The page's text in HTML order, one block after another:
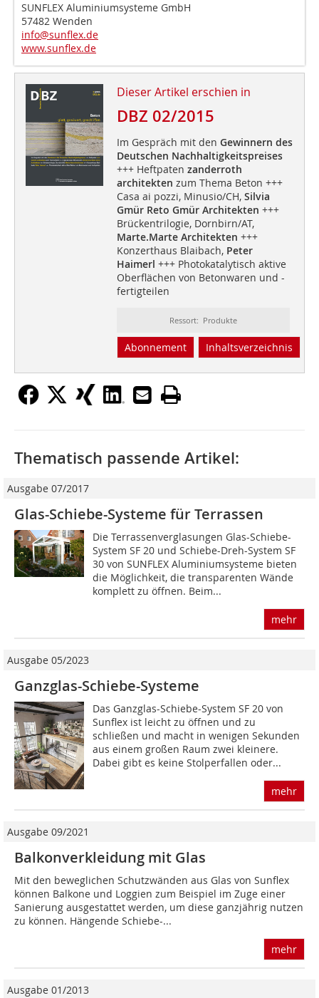
SUNFLEX Aluminiumsysteme GmbH
57482 Wenden
info@sunflex.de
www.sunflex.de
Dieser Artikel erschien in
DBZ 02/2015
Im Gespräch mit den Gewinnern des
Deutschen Nachhaltigkeitspreises
+++ Heftpaten zanderroth
architekten zum Thema Beton +++
Casa ai pozzi, Minusio/CH, Silvia
Gmür Reto Gmür Architekten +++
Brückentrilogie, Dornbirn/AT,
Marte.Marte Architekten +++
Konzerthaus Blaibach, Peter
Haimerl +++ Photokatalytisch aktive
Oberflächen von Betonwaren und -
fertigteilen
Ressort: Produkte
Abonnement Inhaltsverzeichnis
Thematisch passende Artikel:
Ausgabe 07/2017
Glas-Schiebe-Systeme für Terrassen
Die Terrassenverglasungen Glas-Schiebe-
System SF 20 und Schiebe-Dreh-System SF
30 von SUNFLEX Aluminiumsysteme bieten
die Möglichkeit, die transparenten Wände
komplett zu öffnen. Beim...
mehr
Ausgabe 05/2023
Ganzglas-Schiebe-Systeme
Das Ganzglas-Schiebe-System SF 20 von
Sunflex ist leicht zu öffnen und zu
schließen und macht in wenigen Sekunden
aus einem großen Raum zwei kleinere.
Dabei gibt es keine Stolperfallen oder...
mehr
Ausgabe 09/2021
Balkonverkleidung mit Glas
Mit den beweglichen Schutzwänden aus Glas von Sunflex
können Balkone und Loggien zum Beispiel im Zuge einer
Sanierung ausgestattet werden, um diese ganzjährig nutzen
zu können. Hängende Schiebe-...
mehr
Ausgabe 01/2013